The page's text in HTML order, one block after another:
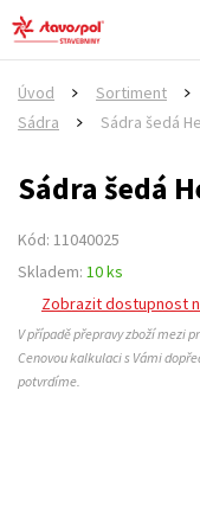
Úvod Sortiment
Sádra
Sádra šedá
Sádra šedá
Kód: 11040025
Skladem: 10 ks
Zobrazit dostupnost
V případě přepravy zboží mezi
Cenovou kalkulaci s Vámi
potvrdíme.